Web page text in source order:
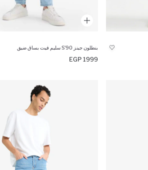
بنطلون جينز 90’S سليم فيت بساق ضيق
1999 EGP